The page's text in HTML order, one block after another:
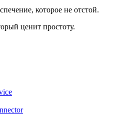
которое не отстой.
ценит простоту.